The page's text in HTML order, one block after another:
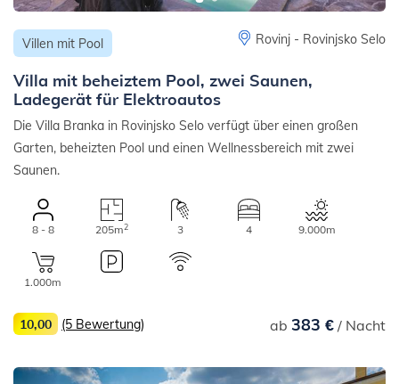
Villen mit Pool Rovinj - Rovinjsko Selo
Villa mit beheiztem Pool, zwei Saunen,
Ladegerät für Elektroautos
Die Villa Branka in Rovinjsko Selo verfügt über einen großen
Garten, beheizten Pool und einen Wellnessbereich mit zwei
Saunen.
8 - 8 205m2 3 4 9.000m
1.000m
ab 383 €/ Nacht
10,00 (5 Bewertung)